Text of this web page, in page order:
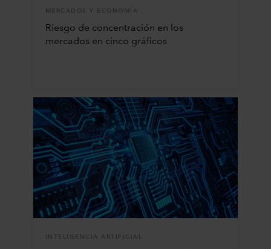
MERCADOS Y ECONOMÍA
Riesgo de concentración en los
mercados en cinco gráficos
INTELIGENCIA ARTIFICIAL